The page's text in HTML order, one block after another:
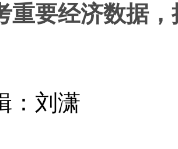
重要经济数据
：刘潇